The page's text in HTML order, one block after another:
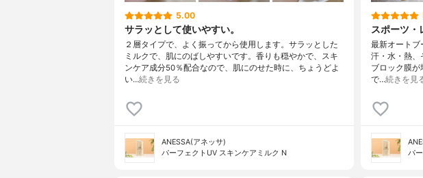
5.00
サラッとして使いやすい。
２層タイプで、よく振ってから使用します。サラッとした
ミルクで、肌にのばしやすいです。香りも穏やかで、スキ
ンケア成分50％配合なので、肌にのせた時に、ちょうどよ
い…続きを見る
ANESSA(アネッサ)
パーフェクトUV スキンケアミルク N
スポーツ・
最新オートブ
汗・水・熱、
ブロック膜
で…続きを見
パ